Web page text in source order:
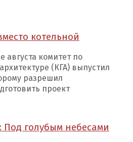
котельной
августа комитет по
(КГА) выпустил
разрешил
проект
Под голубым небесами